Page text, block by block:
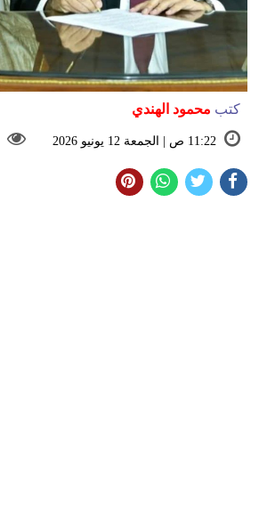
كتب محمود الهندي
11:22 ص | الجمعة 12 يونيو 2026